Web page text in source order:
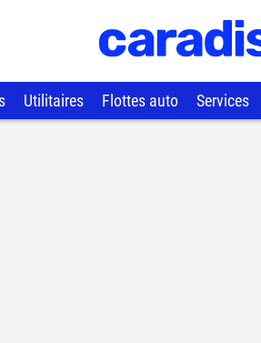
Utilitaires Flottes auto Services